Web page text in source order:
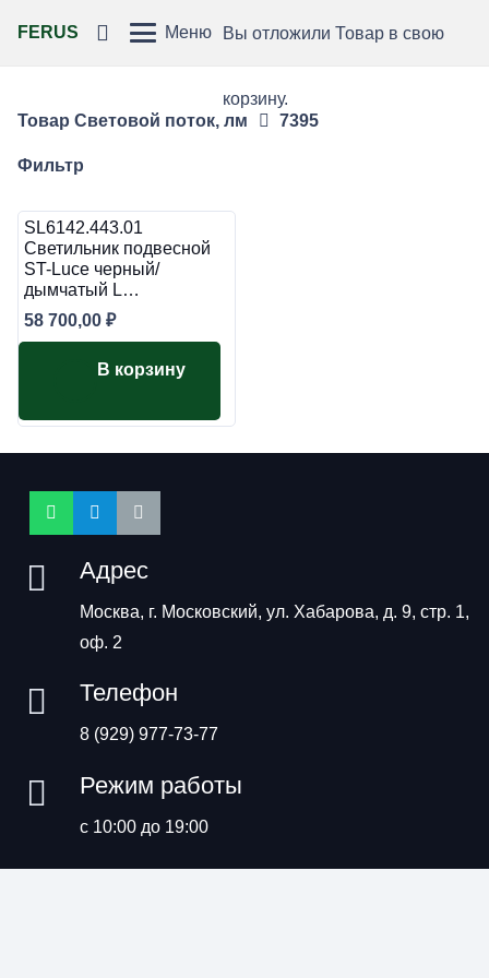
FERUS Меню Вы отложили Товарв свою
корзину.
Товар Световой поток, лм
7395
Фильтр
SL6142.443.01
Светильник подвесной
ST-Luce черный/
дымчатый L…
58 700,00 ₽
В корзину
Адрес
Москва, г. Московский, ул. Хабарова, д. 9, стр. 1,
оф. 2
Телефон
8 (929) 977-73-77
Режим работы
с 10:00 до 19:00